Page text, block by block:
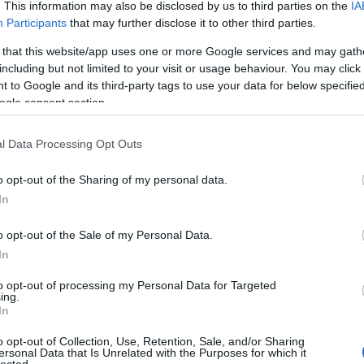
This information may also be disclosed by us to third parties on the
Participants that may further disclose it to other third parties.
that this website/app uses one or more Google services and may
but not limited to your visit or usage behaviour. You may
to Google and its third-party tags to use your data for below
consent section.
Data Processing Opt Outs
opt-out of the Sharing of my personal data.
opt-out of the Sale of my Personal Data.
opt-out of processing my Personal Data for Targeted
opt-out of Collection, Use, Retention, Sale, and/or Sharing
Data that Is Unrelated with the Purposes for which it
komment
tengeralattjáró útikalauz városnézés bunker UNESCO
szövetség WW2 Flakturm Járay Pál Automuseum Prototyp